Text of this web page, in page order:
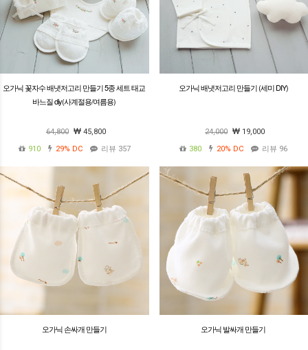
오가닉 꽃자수 배냇저고리 만들기 5종 세트 태교
바느질 diy(사계절용/여름용)
64,800
45,800
910
29% DC 리뷰 357
오가닉 배냇저고리 만들기 (세미 DIY)
24,000
19,000
380
20% DC 리뷰 96
오가닉 손싸개 만들기 오가닉 발싸개 만들기